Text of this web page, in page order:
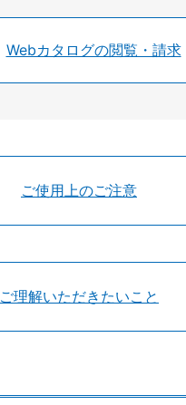
Webカタログの閲覧・請求
ご使用上のご注意
ご理解いただきたいこと